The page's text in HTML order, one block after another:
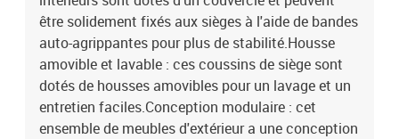
siège avec housse amovible et lavable
être solidement fixés aux sièges à l'aide de bandes
auto-agrippantes pour plus de stabilité.Housse
amovible et lavable : ces coussins de siège sont
dotés de housses amovibles pour un lavage et un
entretien faciles.Conception modulaire : cet
ensemble de meubles d'extérieur a une conception